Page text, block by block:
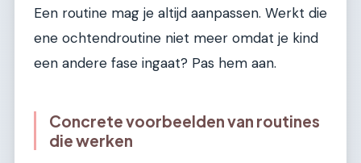
Een routine mag je altijd aanpassen. Werkt die
ene ochtendroutine niet meer omdat je kind
een andere fase ingaat? Pas hem aan.
Concrete voorbeelden van routines
die werken